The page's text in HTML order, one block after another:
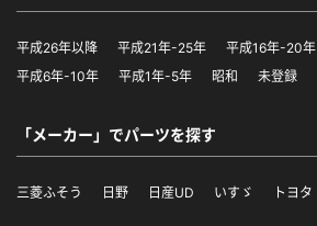
平成26年以降 平成21年-25年 平成16年-20年
平成6年-10年
平成1年-5年 昭和 未登録
「メーカー」でパーツを探す
三菱ふそう 日野 日産UD いすゞ トヨタ